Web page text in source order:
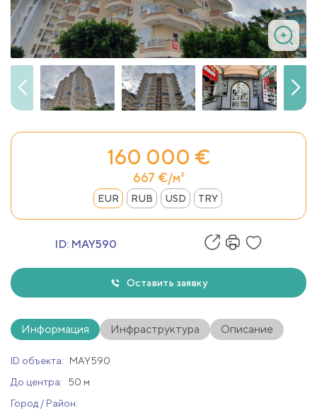
160 000 €
667 €/м²
EUR RUB USD TRY
ID: MAY590
Оставить заявку
Информация Инфраструктура Описание
ID объекта:
MAY590
До центра:
50 м
Город / Район: